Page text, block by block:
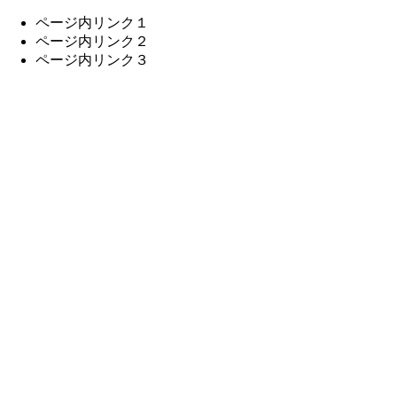
ページ内リンク１
ページ内リンク２
ページ内リンク３